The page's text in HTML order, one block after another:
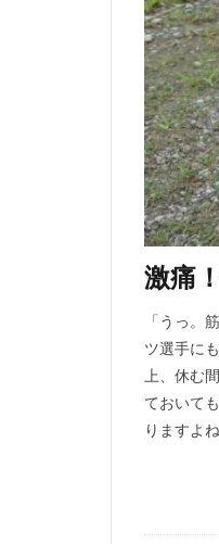
激痛
「うっ。
ツ選手に
上、休む
ておいて
りますよ